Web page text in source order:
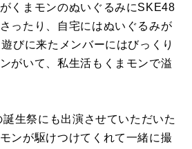
くまモンのぬいぐるみにSKE48
ったり、自宅にはぬいぐるみが
びに来たメンバーにはびっくり
がいて、私生活もくまモンで溢
生祭にも出演させていただいた
ンが駆けつけてくれて一緒に撮